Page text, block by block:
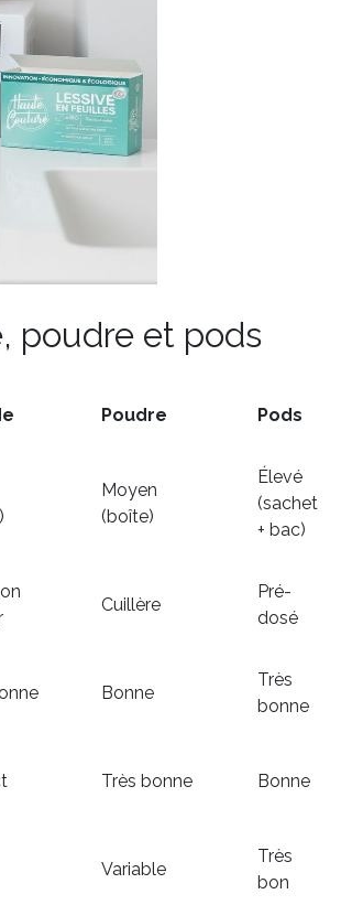
poudre et pods
Poudre Pods
Moyen
(boîte)
Élevé
(sachet
+ bac)
Cuillère
Pré-
dosé
Bonne
Très
bonne
Très bonne Bonne
Variable
Très
bon